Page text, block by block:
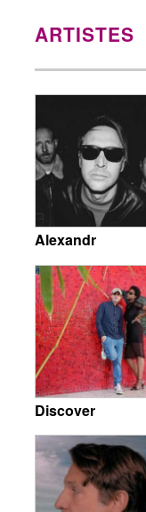
ARTISTES
Alexandr
Discover